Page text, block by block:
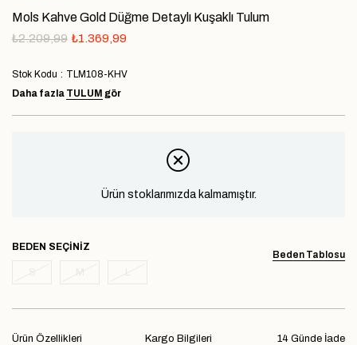
Mols Kahve Gold Düğme Detaylı Kuşaklı Tulum
₺2.209,99 ₺1.369,99
Stok Kodu
TLM108-KHV
Daha fazla TULUM gör
Ürün stoklarımızda kalmamıştır.
Beden Tablosu
BEDEN
Ürün Özellikleri 14 Günde İade
Kargo Bilgileri